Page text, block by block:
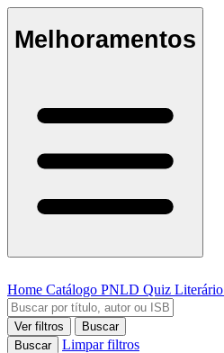
Melhoramentos
Home Catálogo PNLD Quiz Literário
Ver filtros
Buscar
Buscar
Limpar filtros